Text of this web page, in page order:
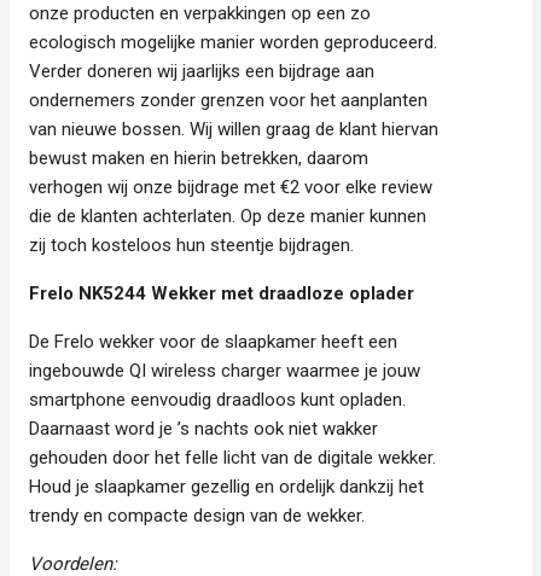
onze producten en verpakkingen op een zo
ecologisch mogelijke manier worden geproduceerd.
Verder doneren wij jaarlijks een bijdrage aan
ondernemers zonder grenzen voor het aanplanten
van nieuwe bossen. Wij willen graag de klant hiervan
bewust maken en hierin betrekken, daarom
verhogen wij onze bijdrage met €2 voor elke review
die de klanten achterlaten. Op deze manier kunnen
zij toch kosteloos hun steentje bijdragen.
Frelo NK5244 Wekker met draadloze oplader
De Frelo wekker voor de slaapkamer heeft een
ingebouwde QI wireless charger waarmee je jouw
smartphone eenvoudig draadloos kunt opladen.
Daarnaast word je ’s nachts ook niet wakker
gehouden door het felle licht van de digitale wekker.
Houd je slaapkamer gezellig en ordelijk dankzij het
trendy en compacte design van de wekker.
Voordelen: